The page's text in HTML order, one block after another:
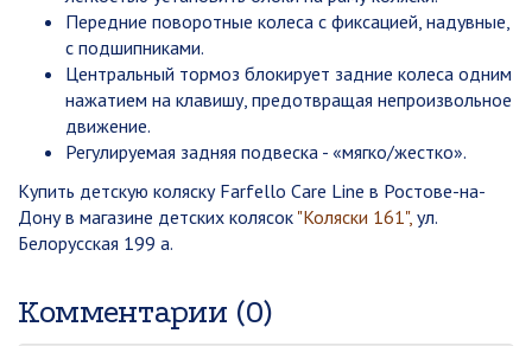
Передние поворотные колеса с фиксацией, надувные,
с подшипниками.
Центральный тормоз блокирует задние колеса одним
нажатием на клавишу, предотвращая непроизвольное
движение.
Регулируемая задняя подвеска - «мягко/жестко».
Купить детскую коляску Farfello Care Line в Ростове-на-
Дону в магазине детских колясок "Коляски 161", ул.
Белорусская 199 а.
Комментарии (0)